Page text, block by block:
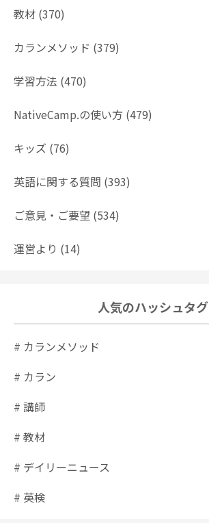
教材 (370)
カランメソッド (379)
学習方法 (470)
NativeCamp.の使い方 (479)
キッズ (76)
英語に関する質問 (393)
ご意見・ご要望 (534)
運営より (14)
人気のハッシュタグ
# カランメソッド
# カラン
# 講師
# 教材
# デイリーニュース
# 英検